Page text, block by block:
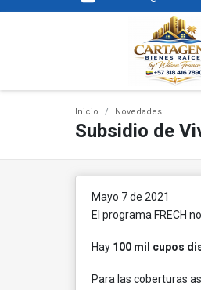
Inicio Novedades
Subsidio de
Mayo 7 de 2021
El programa FRECH
Hay 100 mil cupos
Para las coberturas